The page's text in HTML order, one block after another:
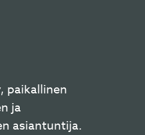
paikallinen
ja
asiantuntija.